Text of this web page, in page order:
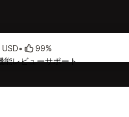
能レビューサポート
• 99%